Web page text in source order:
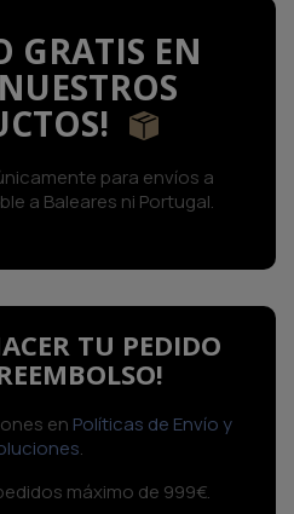
GRATIS EN
para envíos a
a Baleares ni Portugal.
TU PEDIDO
en Políticas de Envío y
.
máximo de 999€.